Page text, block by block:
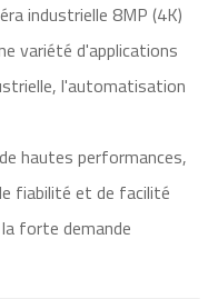
industrielle 8MP (4K)
variété d'applications
l'automatisation
hautes performances,
fiabilité et de facilité
forte demande